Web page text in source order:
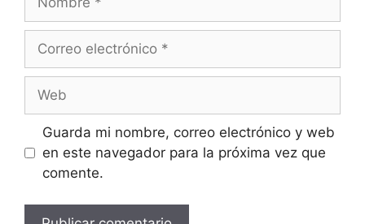
Correo
Web
Guarda mi nombre, correo electrónico y web
en este navegador para la próxima vez que
comente.